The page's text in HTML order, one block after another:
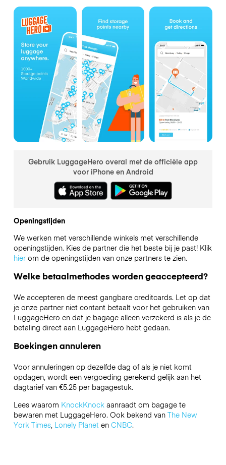
Gebruik LuggageHero overal met de officiële app
voor iPhone en Android
Openingstijden
We werken met verschillende winkels met verschillende
openingstijden. Kies de partner die het beste bij je past! Klik
hierom de openingstijden van onze partners te zien.
Welke betaalmethodes worden geaccepteerd?
We accepteren de meest gangbare creditcards. Let op dat
je onze partner niet contant betaalt voor het gebruiken van
LuggageHero en dat je bagage alleen verzekerd is als je de
betaling direct aan LuggageHero hebt gedaan.
Boekingen annuleren
Voor annuleringen op dezelfde dag of als je niet komt
opdagen, wordt een vergoeding gerekend gelijk aan het
dagtarief van €5.25 per bagagestuk.
Lees waarom KnockKnockaanraadt om bagage te
bewaren met LuggageHero. Ook bekend van The New
York Times, Lonely Planeten CNBC.